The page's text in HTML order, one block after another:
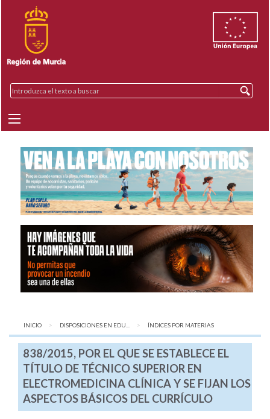
INICIO DISPOSICIONES EN EDU... AQUÍ:
ÍNDICES POR MATERIAS
838/2015, POR EL QUE SE ESTABLECE EL
TÍTULO DE TÉCNICO SUPERIOR EN
ELECTROMEDICINA CLÍNICA Y SE FIJAN LOS
ASPECTOS BÁSICOS DEL CURRÍCULO